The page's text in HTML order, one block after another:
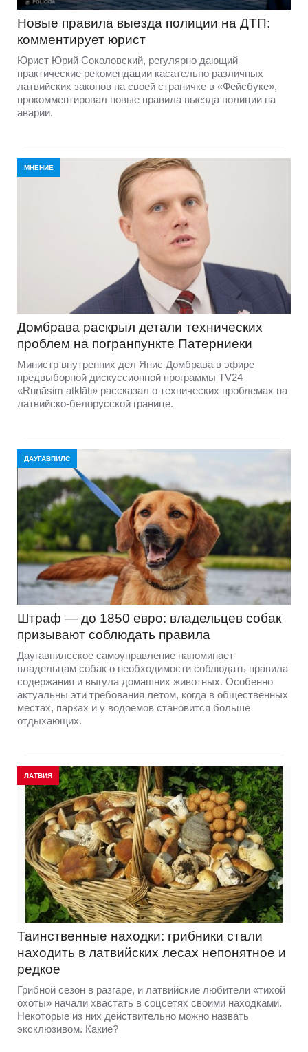
Новые правила выезда полиции на ДТП:
комментирует юрист
Юрист Юрий Соколовский, регулярно дающий
практические рекомендации касательно различных
латвийских законов на своей страничке в «Фейсбуке»,
прокомментировал новые правила выезда полиции на
аварии.
МНЕНИЕ
Домбравa раскрыл детали технических
проблем на погранпункте Патерниеки
Министр внутренних дел Янис Домбрава в эфире
предвыборной дискуссионной программы TV24
«Runāsim atklāti» рассказал о технических проблемах на
латвийско-белорусской границе.
ДАУГАВПИЛС
Штраф — до 1850 евро: владельцев собак
призывают соблюдать правила
Даугавпилсское самоуправление напоминает
владельцам собак о необходимости соблюдать правила
содержания и выгула домашних животных. Особенно
актуальны эти требования летом, когда в общественных
местах, парках и у водоемов становится больше
отдыхающих.
ЛАТВИЯ
Таинственные находки: грибники стали
находить в латвийских лесах непонятное и
редкое
Грибной сезон в разгаре, и латвийские любители «тихой
охоты» начали хвастать в соцсетях своими находками.
Некоторые из них действительно можно назвать
эксклюзивом. Какие?